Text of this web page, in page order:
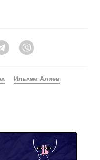
Telegram
Ильхам Алиев